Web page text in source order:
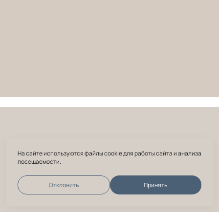
На сайте используются файлы cookie для работы сайта и анализа
посещаемости.
Отклонить Принять